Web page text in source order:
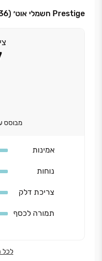
Prestige חשמלי אוט׳ (136 כ״ס) שנת 2021
מבוסס
אמינות
נוחות
צריכת דלק
תמורה לכסף
לכל